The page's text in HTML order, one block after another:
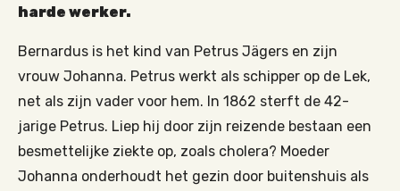
harde werker.
Bernardus is het kind van Petrus Jägers en zijn
vrouw Johanna. Petrus werkt als schipper op de Lek,
net als zijn vader voor hem. In 1862 sterft de 42-
jarige Petrus. Liep hij door zijn reizende bestaan een
besmettelijke ziekte op, zoals cholera? Moeder
Johanna onderhoudt het gezin door buitenshuis als